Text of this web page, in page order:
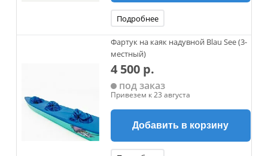
Подробнее
Фартук на каяк надувной Blau See (3-
местный)
4 500 р.
под заказ
Привезем к 23 августа
Добавить в корзину